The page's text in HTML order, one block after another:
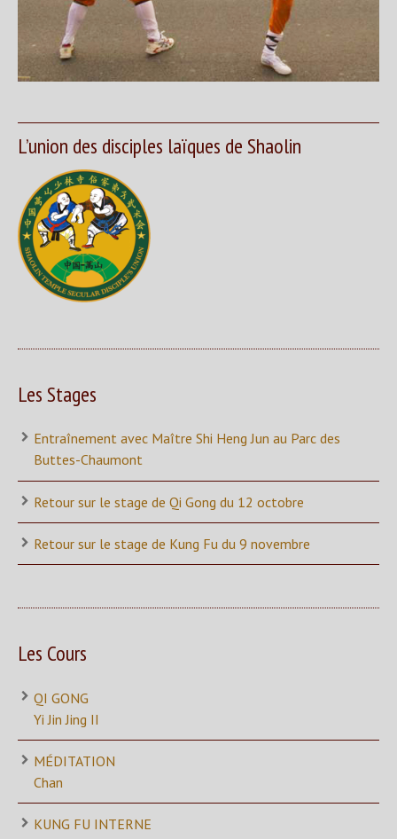
L’union des disciples laïques de Shaolin
Les Stages
Entraînement avec Maître Shi Heng Jun au Parc des
Buttes-Chaumont
Retour sur le stage de Qi Gong du 12 octobre
Retour sur le stage de Kung Fu du 9 novembre
Les Cours
QI GONG
Yi Jin Jing II
MÉDITATION
Chan
KUNG FU INTERNE